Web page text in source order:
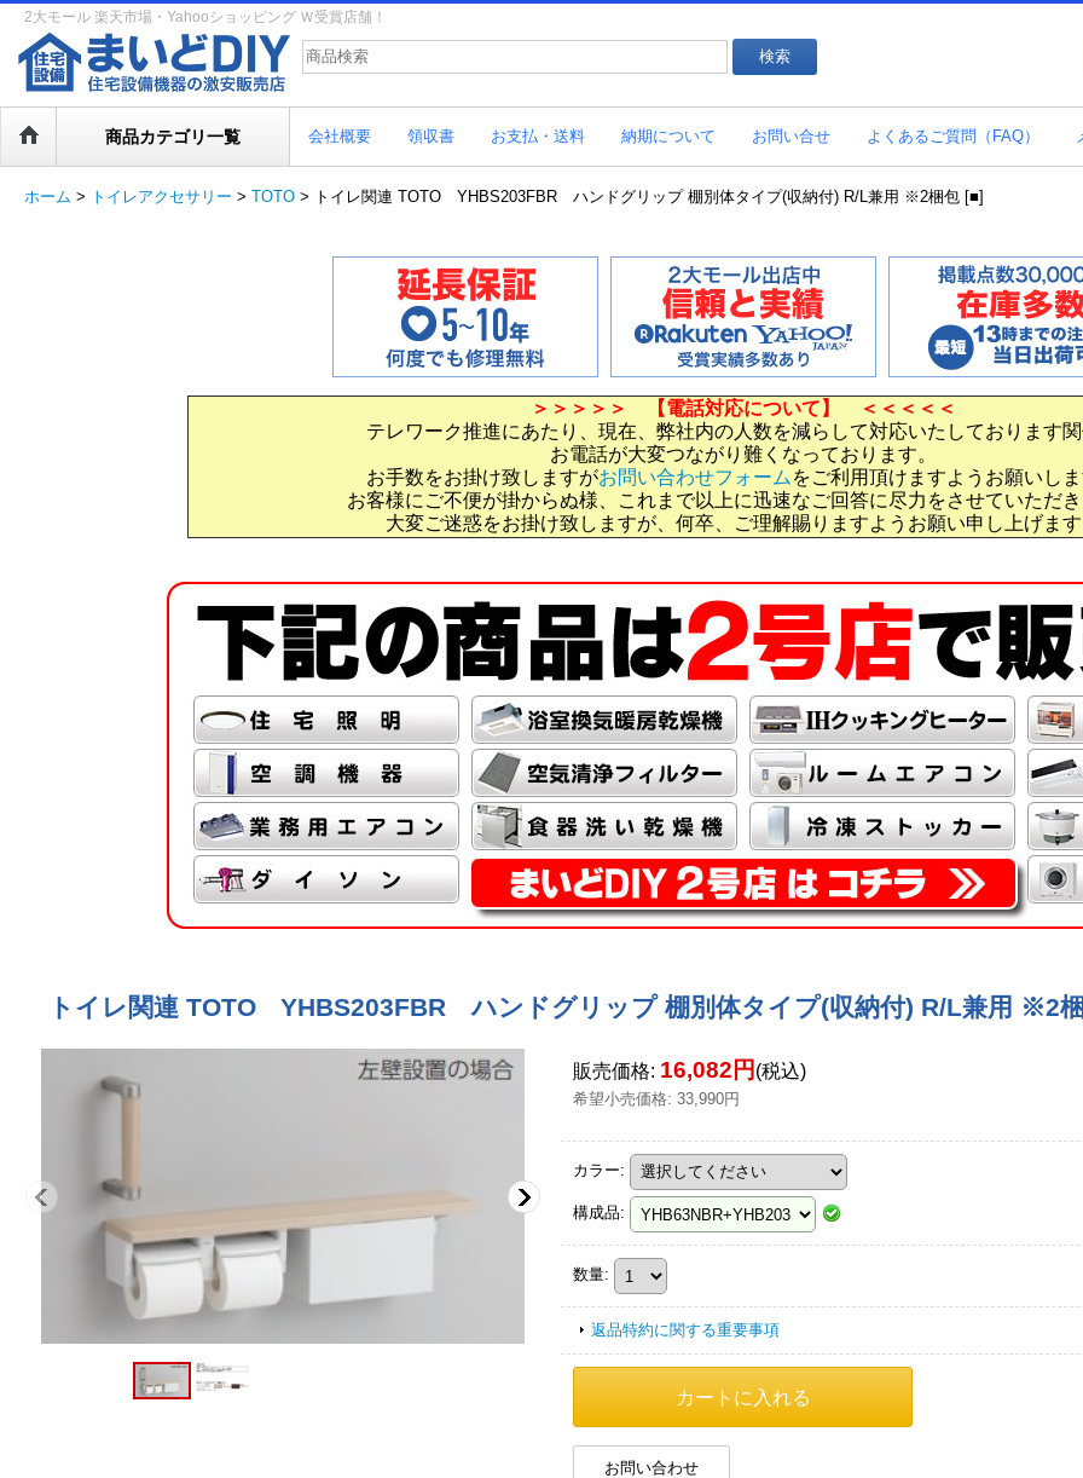
2大モール 楽天市場・Yahooショッピング Ｗ受賞店舗！
商品カテゴリ一覧 会社概要 領収書 お支払・送料 納期について お問い合せ よくあるご質問（FAQ）
ホーム > トイレアクセサリー > TOTO > トイレ関連 TOTO YHBS203FBR ハンドグリップ 棚別体タイプ(収納付) R/L兼用 ※2梱包 [■]
＞＞＞＞＞ 【電話対応について】 ＜＜＜＜＜
テレワーク推進にあたり、現在、弊社内の人数を減らして対応いたしております
お電話が大変つながり難くなっております。
お手数をお掛け致しますがお問い合わせフォーム をご利用頂けますようお願いしま
お客様にご不便が掛からぬ様、これまで以上に迅速なご回答に尽力をさせていただき
大変ご迷惑をお掛け致しますが、何卒、ご理解賜りますようお願い申し上げます
トイレ関連 TOTO YHBS203FBR ハンドグリップ 棚別体タイプ(収納付) R/L兼用 ※2
販売価格: 16,082円 (税込)
希望小売価格: 33,990円
カラー:
構成品:
数量:
返品特約に関する重要事項
お問い合わせ